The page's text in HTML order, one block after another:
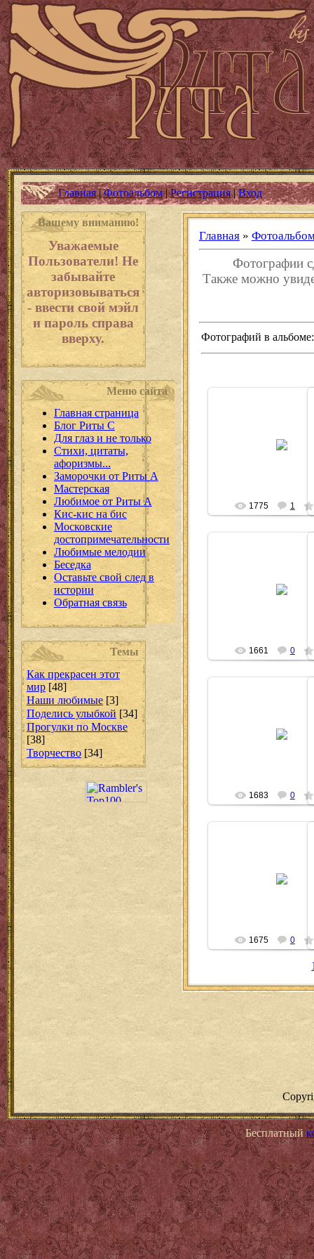
Главная|Фотоальбом|Регистрация|Вход
Вашему вниманию!
Уважаемые
Пользователи! Не
забывайте
авторизовываться
- ввести свой мэйл
и пароль справа
вверху.
Меню сайта
Главная страница
Блог Риты С
Для глаз и не только
Стихи, цитаты,
афоризмы...
Заморочки от Риты А
Мастерская
Любимое от Риты А
Кис-кис на бис
Московские
достопримечательности
Любимые мелодии
Беседка
Оставьте свой след в
истории
Обратная связь
Темы
Как прекрасен этот
мир [48]
Наши любимые [3]
Поделись улыбкой [34]
Прогулки по Москве
[38]
Творчество [34]
Главная»
Фотографии
Также можно
Фотографий в альбоме
1775 1
1661 0
1683 0
1675 0
Бесплатный